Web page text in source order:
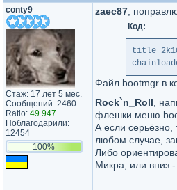
conty9
Стаж: 17 лет 5 мес.
Сообщений: 2460
Ratio: 49.947
Поблагодарили:
12454
100%
zaec87 ,
Код:
title
Файл bootmgr в
Rock`n_Roll ,
флешки меню
А если серьёзно,
любом случае,
Либо
Микра, или вниз -